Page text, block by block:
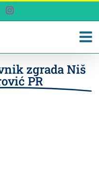
Instagram
zgrada Niš
PR